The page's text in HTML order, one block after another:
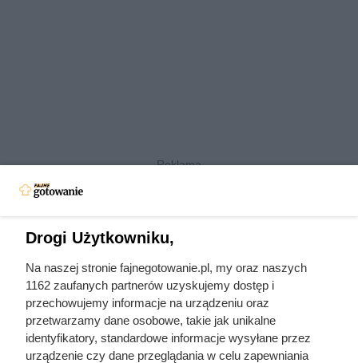
Czytaj także:
Dino przeceniło kawę z wyższej półki. Kultowy
włoski produkt rozchwytywany przez klientów
Biedronka przeceniła markową kawę o prawie 30
zł. Wielkie opakowanie kosztuje o wiele mniej
Drogi Użytkowniku,
Na naszej stronie fajnegotowanie.pl, my oraz naszych
1162 zaufanych partnerów uzyskujemy dostęp i
przechowujemy informacje na urządzeniu oraz
przetwarzamy dane osobowe, takie jak unikalne
identyfikatory, standardowe informacje wysyłane przez
urządzenie czy dane przeglądania w celu zapewniania